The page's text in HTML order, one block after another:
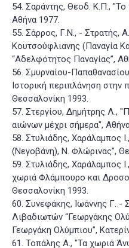
54. Σαράντης, Θεοδ. Κ.Π.,
Αθήνα 1977.
55. Σάρρος, Γ.Ν., - Στρατής,
Κουτσούφλιανης (Παναγία
“Αδελφότητος Παναγίας”,
56. Σμυρναίου-
Ιστορική περιπλάνηση στην
Θεσσαλονίκη 1993.
57. Στεργίου, Δημήτρης Λ.,
αιώνων μέχρι σήμερα",
58. Στυλιάδης, Χαράλαμπος
(Νεγοβάνη), Ν. Φλώρινας",
59. Στυλιάδης, Χαράλαμπος
χωριά Φλάμπουρο και
Θεσσαλονίκη 1993.
60. Συνεφάκης, Ιωάννης Γ. -
Λιβαδιωτών “Γεωργάκης
Γεωργάκη Ολύμπιου”,
61. Τοπάλης Α., "Τα χωριά